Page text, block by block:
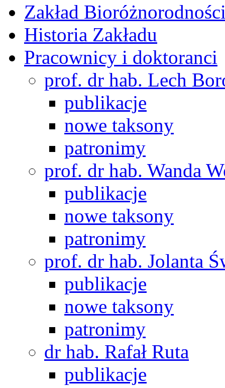
Zakład
Historia Zakładu
Pracownicy i doktoranci
prof. dr hab. Lech
publikacje
nowe taksony
patronimy
prof. dr hab. Wanda
publikacje
nowe taksony
patronimy
prof. dr hab. Jolanta
publikacje
nowe taksony
patronimy
dr hab. Rafał Ruta
publikacje